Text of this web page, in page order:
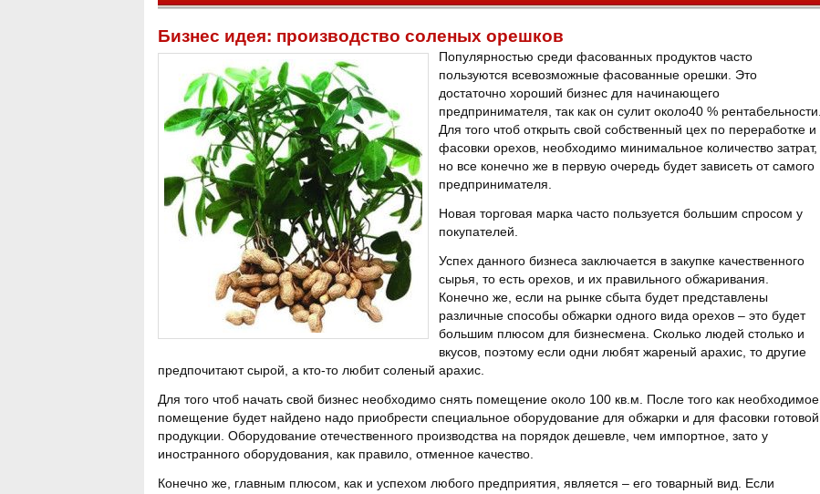
Бизнес идея: производство соленых орешков
Популярностью среди фасованных продуктов часто
пользуются всевозможные фасованные орешки. Это
достаточно хороший бизнес для начинающего
предпринимателя, так как он сулит около40 % рентабельности.
Для того чтоб открыть свой собственный цех по переработке и
фасовки орехов, необходимо минимальное количество затрат,
но все конечно же в первую очередь будет зависеть от самого
предпринимателя.
Новая торговая марка часто пользуется большим спросом у
покупателей.
Успех данного бизнеса заключается в закупке качественного
сырья, то есть орехов, и их правильного обжаривания.
Конечно же, если на рынке сбыта будет представлены
различные способы обжарки одного вида орехов – это будет
большим плюсом для бизнесмена. Сколько людей столько и
вкусов, поэтому если одни любят жареный арахис, то другие
предпочитают сырой, а кто-то любит соленый арахис.
Для того чтоб начать свой бизнес необходимо снять помещение около 100 кв.м. После того как необходимое
помещение будет найдено надо приобрести специальное оборудование для обжарки и для фасовки готовой
продукции. Оборудование отечественного производства на порядок дешевле, чем импортное, зато у
иностранного оборудования, как правило, отменное качество.
Конечно же, главным плюсом, как и успехом любого предприятия, является – его товарный вид. Если